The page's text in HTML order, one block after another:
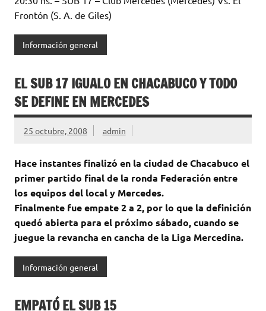
Frontón (S. A. de Giles)
Información general
EL SUB 17 IGUALO EN CHACABUCO Y TODO
SE DEFINE EN MERCEDES
25 octubre, 2008 admin
Hace instantes finalizó en la ciudad de Chacabuco el
primer partido final de la ronda Federación entre
los equipos del local y Mercedes.
Finalmente fue empate 2 a 2, por lo que la definición
quedó abierta para el próximo sábado, cuando se
juegue la revancha en cancha de la Liga Mercedina.
Información general
EMPATÓ EL SUB 15